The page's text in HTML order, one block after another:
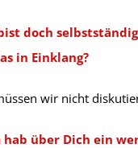
doch
in Einklang?
wir nicht
hab über Dich ein